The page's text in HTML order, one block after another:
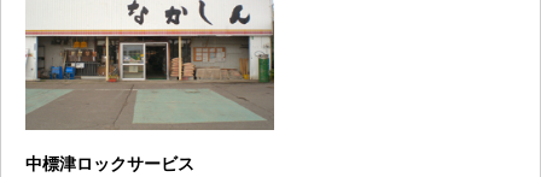
中標津ロックサービス